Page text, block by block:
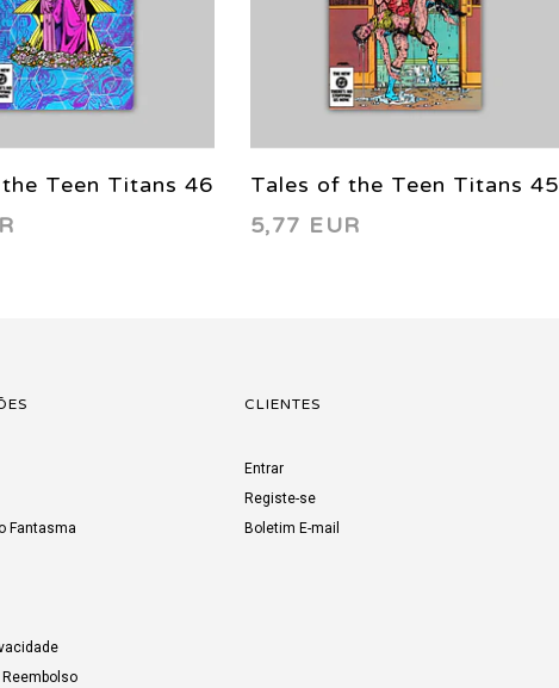
Teen Titans 46
Tales of the Teen Titans 45
1984
5,77 EUR
Fantasma
CLIENTES
Entrar
Registe-se
Boletim E-mail